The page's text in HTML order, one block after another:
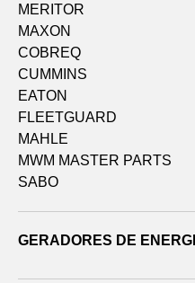
MERITOR
MAXON
COBREQ
CUMMINS
EATON
FLEETGUARD
MAHLE
MWM MASTER PARTS
SABO
GERADORES DE